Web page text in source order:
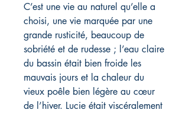
C’est une vie au naturel qu’elle a
choisi, une vie marquée par une
grande rusticité, beaucoup de
sobriété et de rudesse ; l’eau claire
du bassin était bien froide les
mauvais jours et la chaleur du
vieux poêle bien légère au cœur
de l’hiver. Lucie était viscéralement